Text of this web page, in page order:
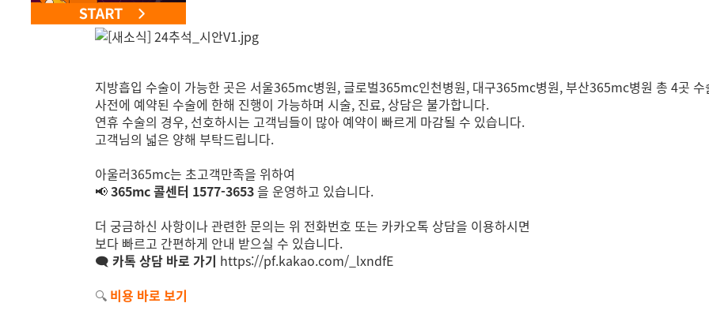
지방흡입 수술이 가능한 곳은 서울365mc병원, 글로벌365mc인천병원, 대구365mc병원, 부산365mc병원 총 4곳
사전에 예약된 수술에 한해 진행이 가능하며 시술, 진료, 상담은 불가합니다.
연휴 수술의 경우, 선호하시는 고객님들이 많아 예약이 빠르게 마감될 수 있습니다.
고객님의 넓은 양해 부탁드립니다.
아울러365mc는 초고객만족을 위하여
📢365mc 콜센터 1577-3653을 운영하고 있습니다.
더 궁금하신 사항이나 관련한 문의는 위 전화번호 또는 카카오톡 상담을 이용하시면
보다 빠르고 간편하게 안내 받으실 수 있습니다.
🗨 카톡 상담 바로 가기 https://pf.kakao.com/_lxndfE
🔍 비용 바로 보기